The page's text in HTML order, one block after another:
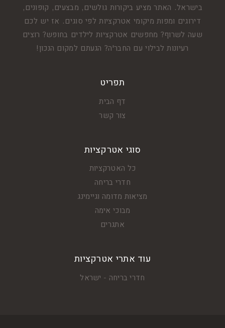
בישראל. האתר מציע ביקורות גולשים, מבצעים, קופונים,
דירוגים ומפות מיקומי אטרקציות לפי סוגים. אז יש לכם
שעה לשרוף? מחפשים אטרקציות לילדים בחופש? רוצים
רעיונות לבילוי עם החבר'ה? הגעתם למקום הנכון!
תפריט
דף הבית
צור קשר
סוגי אטרקציות
כל האטרקציות
חדרי בריחה
מציאות מדומה וגיימינג
מבוכי אימה
אתגרים
עוד אתרי אטרקציות
חדרי בריחה - ישראל